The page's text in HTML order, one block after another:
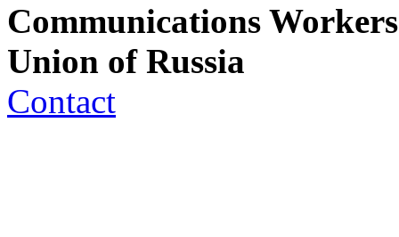
Communications Workers
Union of Russia
Contact